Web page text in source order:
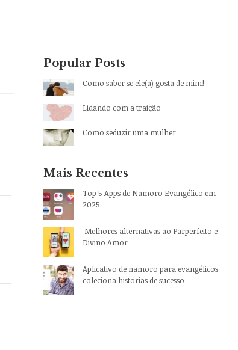
Popular Posts
Como saber se ele(a) gosta de mim!
Lidando com a traição
Como seduzir uma mulher
Mais Recentes
Top 5 Apps de Namoro Evangélico em
2025
Melhores alternativas ao Parperfeito e
Divino Amor
Aplicativo de namoro para evangélicos
coleciona histórias de sucesso